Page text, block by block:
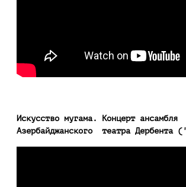
Искусство мугама. Концерт ансамбля
Азербайджанского театра Дербента